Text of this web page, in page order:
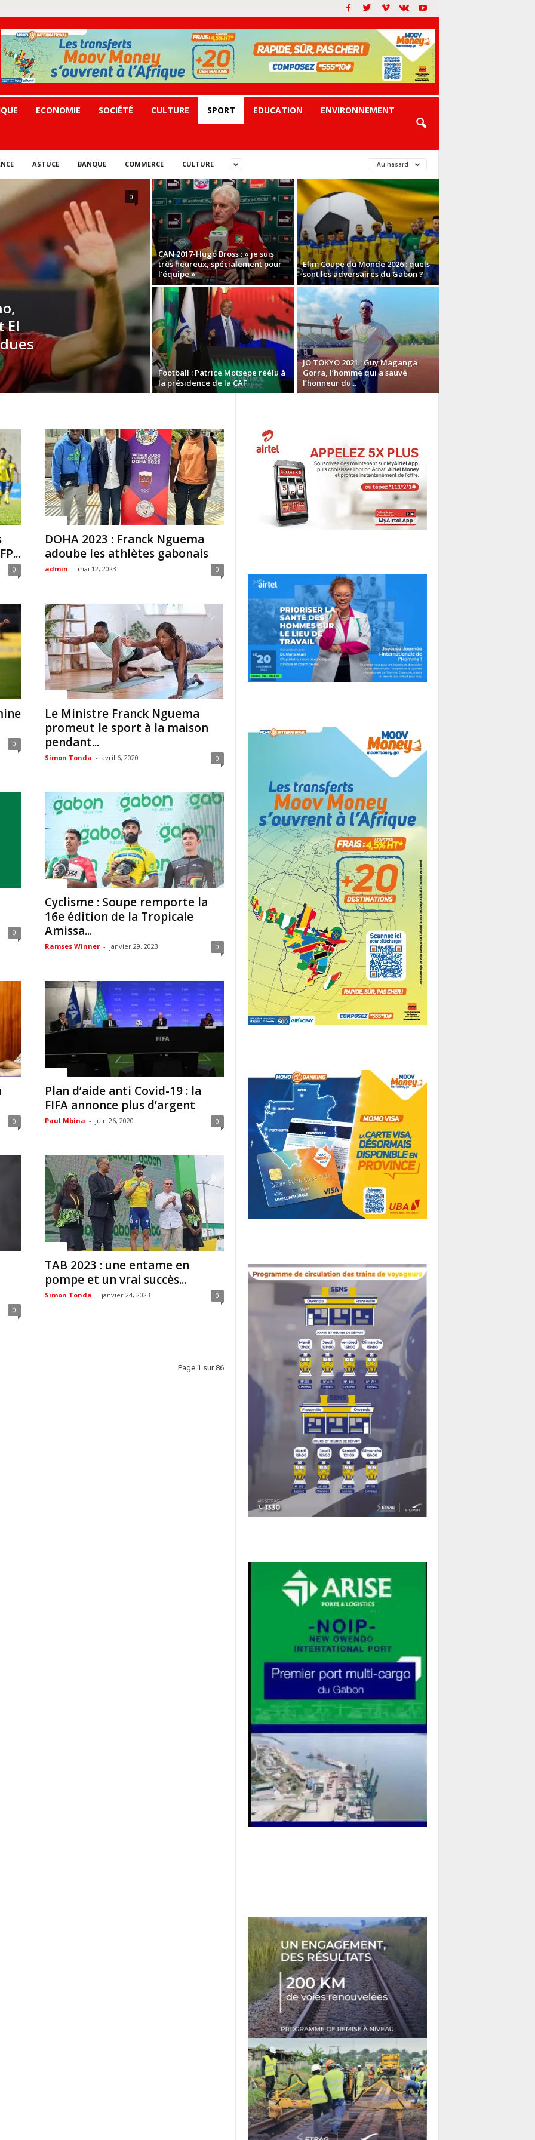
ECONOMIE SOCIÉTÉ CULTURE SPORT EDUCATION ENVIRONNEMENT
ASTUCE BANQUE COMMERCE CULTURE Au hasard
El
0
CAN 2017-Hugo Bross : « je suis
très heureux, spécialement pour
l’équipe »
Elim Coupe du Monde 2026 : quels
sont les adversaires du Gabon ?
Football : Patrice Motsepe réélu à
la présidence de la CAF
JO TOKYO 2021 : Guy Maganga
Gorra, l’homme qui a sauvé
l’honneur du...
0
DOHA 2023 : Franck Nguema
adoube les athlètes gabonais
admin - mai 12, 2023 0
0
Le Ministre Franck Nguema
promeut le sport à la maison
pendant...
Simon Tonda - avril 6, 2020 0
0
Cyclisme : Soupe remporte la
16e édition de la Tropicale
Amissa...
Ramses Winner - janvier 29, 2023 0
0
Plan d’aide anti Covid-19 : la
FIFA annonce plus d’argent
Paul Mbina - juin 26, 2020 0
0
TAB 2023 : une entame en
pompe et un vrai succès...
Simon Tonda - janvier 24, 2023 0
Page 1 sur 86